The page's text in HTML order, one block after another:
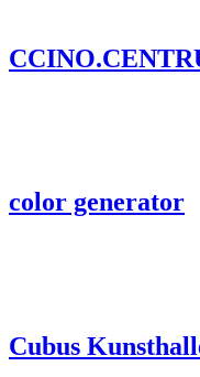
color generator
Cubus